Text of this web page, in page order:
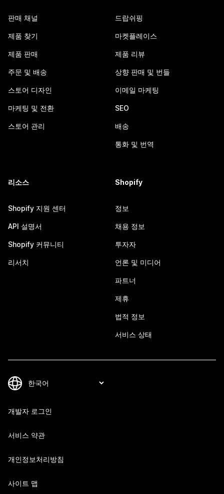
판매 채널
제품 찾기
제품 판매
주문 및 배송
스토어 디자인
마케팅 및 전환
스토어 관리
드랍쉬핑
마켓플레이스
제품 리뷰
상향 판매 및 번들
이메일 마케팅
SEO
배송
통화 및 번역
리소스
Shopify 지원 센터
API 설명서
Shopify 커뮤니티
리서치
Shopify
정보
채용 정보
투자자
언론 및 미디어
파트너
제휴
법적 정보
서비스 상태
개발자 로그인
서비스 약관
개인정보처리방침
사이트 맵